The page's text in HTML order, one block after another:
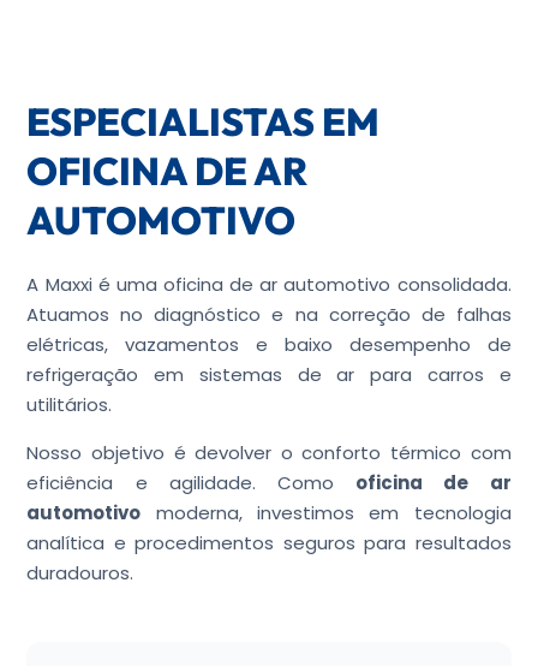
ESPECIALISTAS EM
OFICINA DE AR
AUTOMOTIVO
A Maxxi é uma oficina de ar automotivo consolidada.
Atuamos no diagnóstico e na correção de falhas
elétricas, vazamentos e baixo desempenho de
refrigeração em sistemas de ar para carros e
utilitários.
Nosso objetivo é devolver o conforto térmico com
eficiência e agilidade. Como oficina de ar
automotivo moderna, investimos em tecnologia
analítica e procedimentos seguros para resultados
duradouros.